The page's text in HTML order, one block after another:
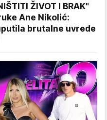
ŽIVOT I BRAK"
Ane Nikolić:
brutalne uvrede